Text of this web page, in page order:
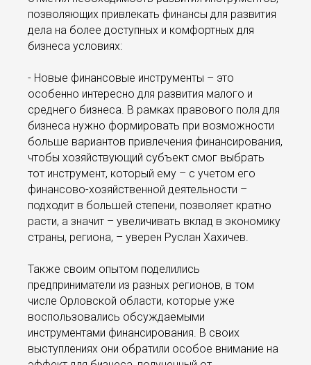
позволяющих привлекать финансы для развития
дела на более доступных и комфортных для
бизнеса условиях:
- Новые финансовые инструменты – это
особенно интересно для развития малого и
среднего бизнеса. В рамках правового поля для
бизнеса нужно формировать при возможности
больше вариантов привлечения финансирования,
чтобы хозяйствующий субъект смог выбрать
тот инструмент, который ему – с учетом его
финансово-хозяйственной деятельности –
подходит в большей степени, позволяет кратно
расти, а значит – увеличивать вклад в экономику
страны, региона, – уверен Руслан Хахичев.
Также своим опытом поделились
предприниматели из разных регионов, в том
числе Орловской области, которые уже
воспользовались обсуждаемыми
инструментами финансирования. В своих
выступлениях они обратили особое внимание на